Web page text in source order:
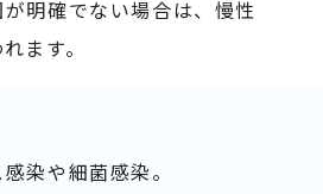
明確でない場合は、慢性
ます。
染や細菌感染。